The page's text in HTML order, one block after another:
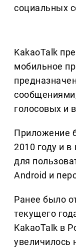
социальных
KakaoTalk
мобильное
голосовых и
Приложение
2010 году и
для
Android и
Ранее было
текущего
KakaoTalk в
увеличилось